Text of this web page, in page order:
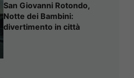
San Giovanni Rotondo,
Notte dei Bambini:
divertimento in città